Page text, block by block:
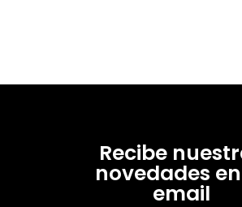
Recibe
novedades
email